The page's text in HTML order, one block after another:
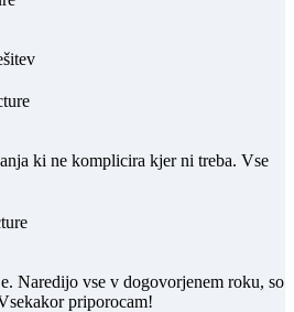
ki ne komplicira kjer ni treba. Vse
Naredijo vse v dogovorjenem roku, so
priporocam!